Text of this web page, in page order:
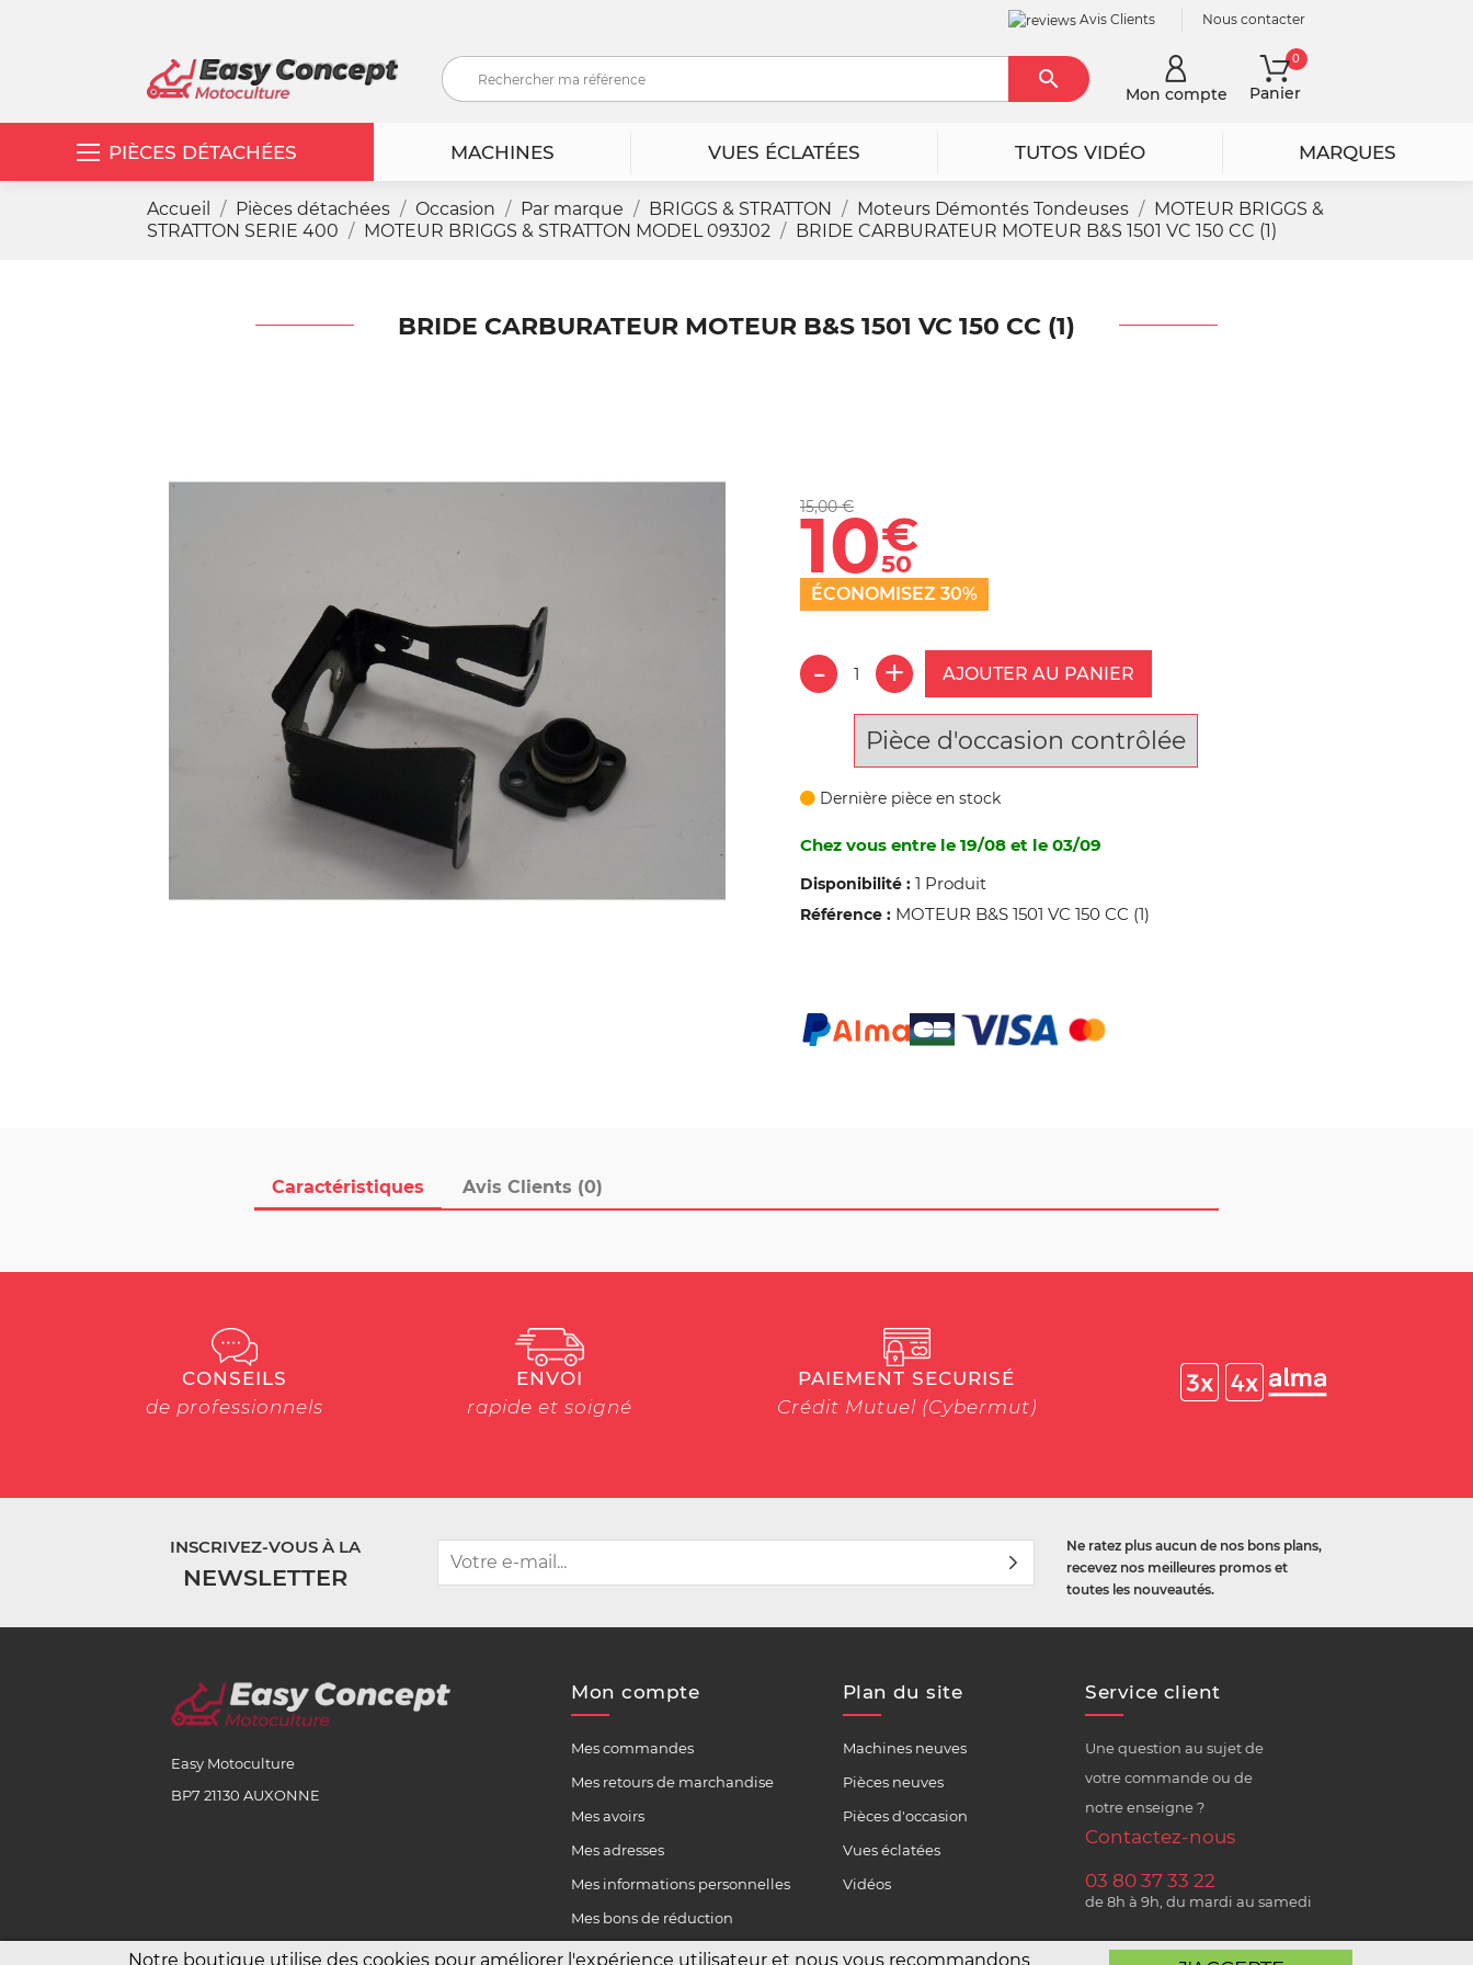
Notre boutique utilise des cookies pour améliorer l'expérience utilisateur et nous vous recommandons
Avis Clients Nous contacter
RechercherMon compte Panier
0
PIÈCES DÉTACHÉES MACHINES VUES ÉCLATÉES TUTOS VIDÉO MARQUES
Accueil Pièces détachées Occasion Par marque BRIGGS & STRATTON Moteurs Démontés Tondeuses
MOTEUR BRIGGS &
STRATTON SERIE 400
MOTEUR BRIGGS & STRATTON MODEL 093J02 BRIDE CARBURATEUR MOTEUR B&S 1501 VC 150 CC (1)
BRIDE CARBURATEUR MOTEUR B&S 1501 VC 150 CC (1)
Caractéristiques Avis Clients (0)
15,00 €
10€
50
ÉCONOMISEZ 30%
AJOUTER AU PANIER
Pièce d'occasion contrôlée
Dernière pièce en stock
Chez vous entre le 19/08 et le 03/09
Disponibilité : 1 Produit
Référence : MOTEUR B&S 1501 VC 150 CC (1)
CONSEILS
de professionnels
ENVOI
rapide et soigné
PAIEMENT SECURISÉ
Crédit Mutuel (Cybermut)
INSCRIVEZ-VOUS À LA
NEWSLETTER
Ne ratez plus aucun de nos bons plans,
recevez nos meilleures promos et
toutes les nouveautés.
Easy Motoculture
BP7 21130 AUXONNE
Mon compte
Mes commandes
Mes retours de marchandise
Mes avoirs
Mes adresses
Mes informations personnelles
Mes bons de réduction
Plan du site
Machines neuves
Pièces neuves
Pièces d'occasion
Vues éclatées
Vidéos
Service client
Une question au sujet de
votre commande ou de
notre enseigne ?
Contactez-nous
03 80 37 33 22
de 8h à 9h, du mardi au samedi